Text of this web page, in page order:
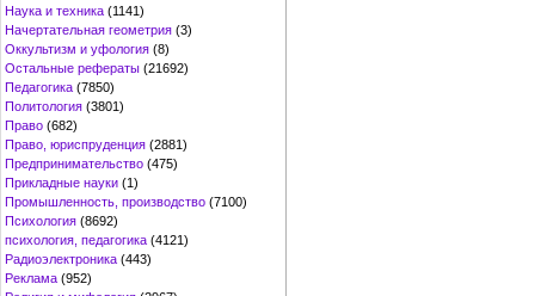
Наука и техника (1141)
Начертательная геометрия (3)
Оккультизм и уфология (8)
Остальные рефераты (21692)
Педагогика (7850)
Политология (3801)
Право (682)
Право, юриспруденция (2881)
Предпринимательство (475)
Прикладные науки (1)
Промышленность, производство (7100)
Психология (8692)
психология, педагогика (4121)
Радиоэлектроника (443)
Реклама (952)